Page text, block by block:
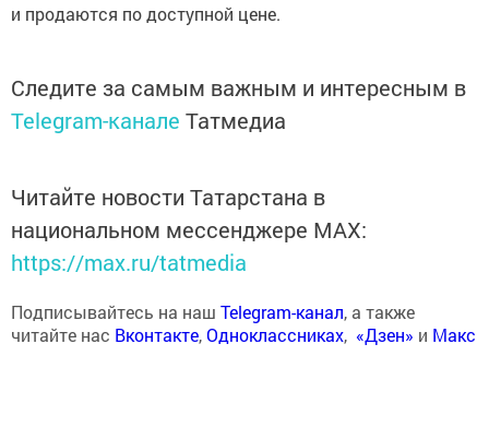
и продаются по доступной цене.
Следите за самым важным и интересным в
Telegram-канале Татмедиа
Читайте новости Татарстана в
национальном мессенджере MАХ:
https://max.ru/tatmedia
Подписывайтесь на наш Telegram-канал, а также
читайте нас Вконтакте,Одноклассниках, «Дзен» и Макс